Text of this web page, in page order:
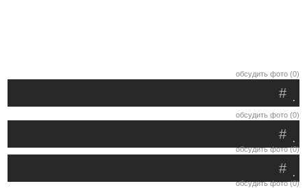
обсудить фото (0)
.
#
обсудить фото (0)
.
#
обсудить фото (0)
.
#
обсудить фото (0)